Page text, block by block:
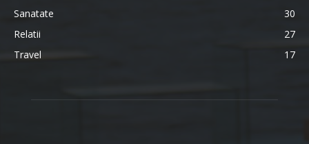
Sanatate
30
Relatii
27
Travel
17